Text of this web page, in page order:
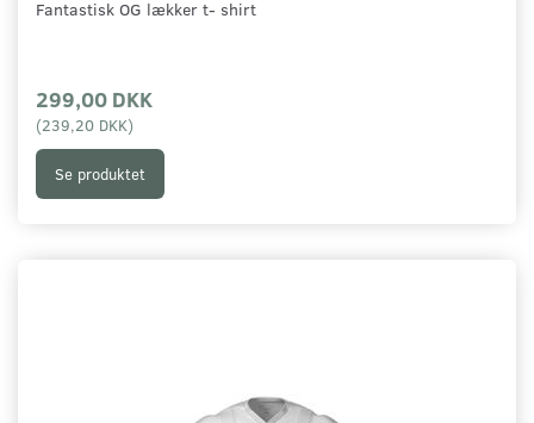
Fantastisk OG lækker t- shirt
299,00 DKK
(239,20 DKK)
Se produktet